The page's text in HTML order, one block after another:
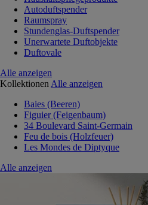
Autoduftspender
Raumspray
Stundenglas-Duftspender
Unerwartete Duftobjekte
Duftovale
Alle anzeigen
Kollektionen Alle anzeigen
Baies (Beeren)
Figuier (Feigenbaum)
34 Boulevard Saint-Germain
Feu de bois (Holzfeuer)
Les Mondes de Diptyque
Alle anzeigen